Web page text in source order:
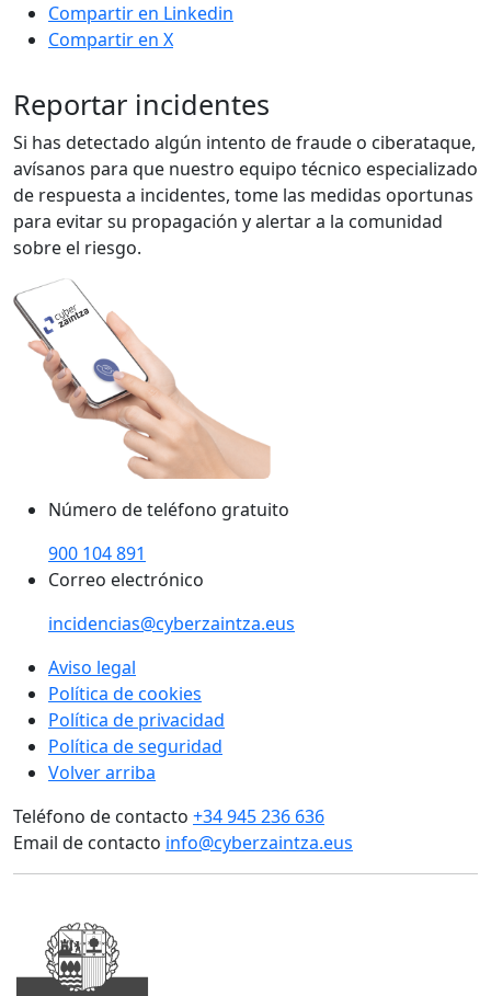
Compartir en Linkedin
Compartir en X
Reportar incidentes
Si has detectado algún intento de fraude o ciberataque,
avísanos para que nuestro equipo técnico especializado
de respuesta a incidentes, tome las medidas oportunas
para evitar su propagación y alertar a la comunidad
sobre el riesgo.
Número de teléfono gratuito
900 104 891
Correo electrónico
incidencias@cyberzaintza.eus
Aviso legal
Política de cookies
Política de privacidad
Política de seguridad
Volver arriba
Teléfono de contacto +34 945 236 636
Email de contacto info@cyberzaintza.eus